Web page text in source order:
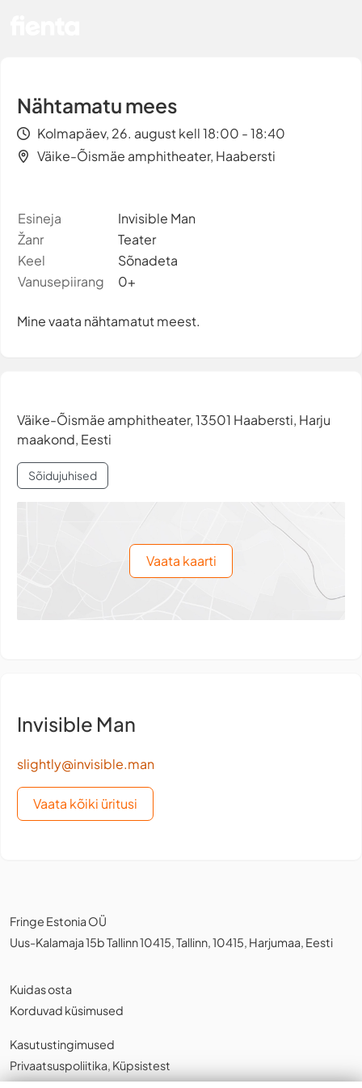
Nähtamatu mees
Kolmapäev, 26. august kell 18:00 - 18:40
Väike-Õismäe amphitheater, Haabersti
Esineja
Invisible Man
Žanr
Teater
Keel
Sõnadeta
Vanusepiirang
0+
Mine vaata nähtamatut meest.
Väike-Õismäe amphitheater, 13501 Haabersti, Harju
maakond, Eesti
Sõidujuhised
Vaata kaarti
Invisible Man
slightly@invisible.man
Vaata kõiki üritusi
Fringe Estonia OÜ
Uus-Kalamaja 15b Tallinn 10415, Tallinn, 10415, Harjumaa, Eesti
Kuidas osta
Korduvad küsimused
Kasutustingimused
Privaatsuspoliitika Küpsistest